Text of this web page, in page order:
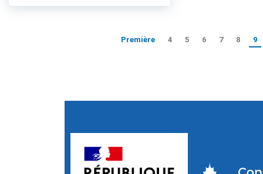
Première 4 5 6 7 8 9